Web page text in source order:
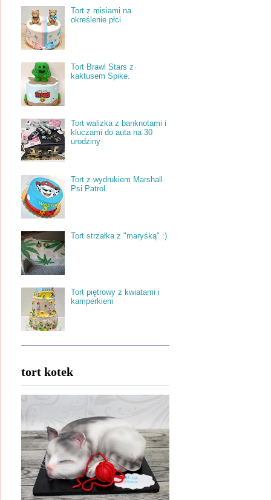
Tort z misiami na
określenie płci
Tort Brawl Stars z
kaktusem Spike.
Tort walizka z banknotami i
kluczami do auta na 30
urodziny
Tort z wydrukiem Marshall
Psi Patrol.
Tort strzałka z "maryśką" :)
Tort piętrowy z kwiatami i
kamperkiem
tort kotek